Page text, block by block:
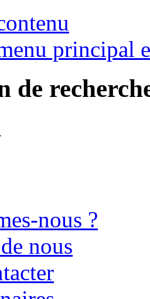
principal
de
nous ?
nous